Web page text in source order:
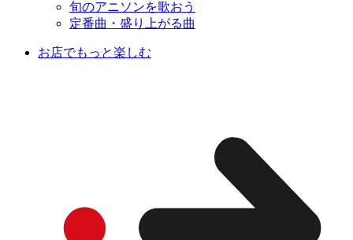
旬のアニソンを歌おう
定番曲・盛り上がる曲
お店でもっと楽しむ